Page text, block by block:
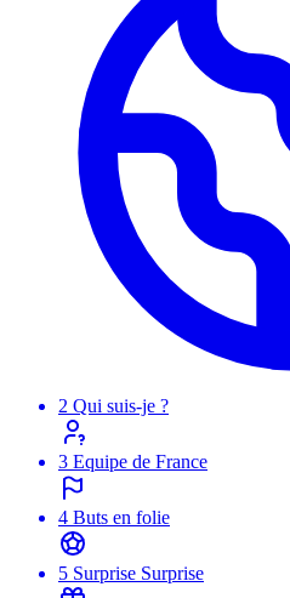
2 Qui suis-je ?
3 Equipe de France
4 Buts en folie
5 Surprise Surprise